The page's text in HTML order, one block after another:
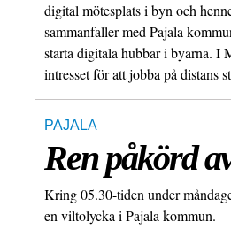
digital mötesplats i byn och
sammanfaller med Pajala
starta digitala hubbar i byarna. I
intresset för att jobba på distans
PAJALA
Ren påkörd
Kring 05.30-tiden under
en viltolycka i Pajala kommun.